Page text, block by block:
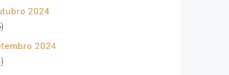
2024
2024